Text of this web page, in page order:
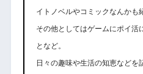
イトノベルやコミックなんかも
その他としてはゲームにポイ活
となど。
日々の趣味や生活の知恵などを